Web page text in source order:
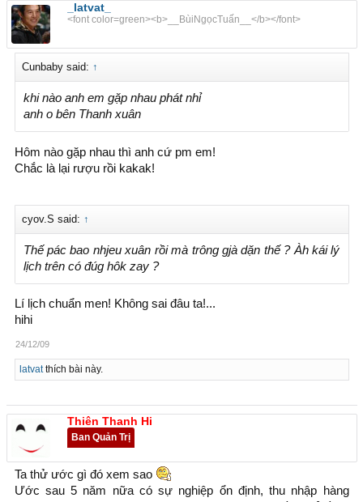
_latvat_
<font color=green><b>__BùiNgọcTuấn__</b></font>
Cunbaby said: ↑
khi nào anh em gặp nhau phát nhỉ
anh o bên Thanh xuân
Hôm nào gặp nhau thì anh cứ pm em!
Chắc là lại rượu rồi kakak!
cyov.S said: ↑
Thế pác bao nhjeu xuân rồi mà trông gjà dặn thế ? Àh kái lý
lịch trên có đúg hôk zay ?
Lí lịch chuẩn men! Không sai đâu ta!...
hihi
24/12/09
latvatthích bài này.
Thiên Thanh Hi
Ban Quản Trị
Ta thử ước gì đó xem sao
Ước sau 5 năm nữa có sự nghiệp ổn định, thu nhập hàng